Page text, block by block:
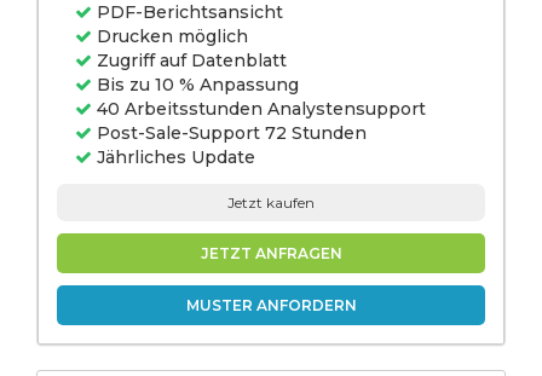
PDF-Berichtsansicht
Drucken möglich
Zugriff auf Datenblatt
Bis zu 10 % Anpassung
40 Arbeitsstunden Analystensupport
Post-Sale-Support 72 Stunden
Jährliches Update
Jetzt kaufen
JETZT ANFRAGEN
MUSTER ANFORDERN